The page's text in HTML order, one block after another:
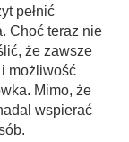
pełnić
Choć teraz nie
że zawsze
możliwość
Mimo, że
wspierać